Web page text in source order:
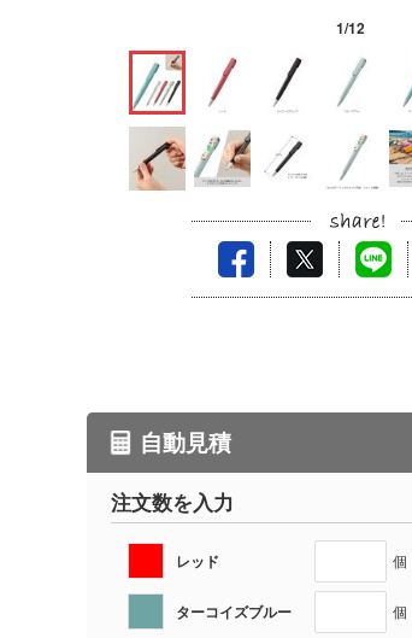
1/12
自動見積
注文数を入力
レッド 個
ターコイズブルー 個